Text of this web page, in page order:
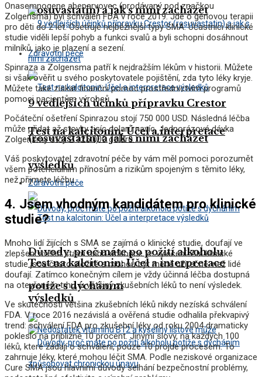
(rosuvastatin) a jak s nimi zacházet
Zdravotní péče
Test na kalcitonin: Účel a interpretace
výsledků
Důvody, proč máte po požití alkoholu
potíže s dýcháním
9 vedlejších účinků přípravku Crestor
(rosuvastatin) a jak s nimi zacházet
Zdravotní péče
Test na kalcitonin: Účel a interpretace
výsledků
Onasemnogene abeparvovec (prodávaný pod značkou
Zolgensma) byl schválen FDA v roce 2019. Jde o genovou terapii
pro děti do 2 let. Ošetřuje nejběžnější typy SMA. Účastníci klinické
studie viděli lepší pohyb a funkci svalů a byli schopni dosáhnout
milníků, jako je plazení a sezení.
Spinraza a Zolgensma patří k nejdražším lékům v historii. Můžete
si však ověřit u svého poskytovatele pojištění, zda tyto léky kryje.
Můžete také získat finanční pomoc prostřednictvím programů
pomoci pacientům výrobců.
Počáteční ošetření Spinrazou stojí 750 000 USD. Následná léčba
může přidat až stovky tisíc dolarů navíc. Jednorázová dávka
Zolgensmy stojí 2 125 000 dolarů.
Váš poskytovatel zdravotní péče by vám měl pomoci porozumět
všem potenciálním přínosům a rizikům spojeným s těmito léky,
než přijmete léčbu.
4. Jsem vhodným kandidátem pro klinické
studie?
Mnoho lidí žijících s SMA se zajímá o klinické studie, doufají ve
zlepšení svého stavu nebo dokonce ve vyléčení. Ale klinické
studie jsou často složité a mohou být méně užitečné, než lidé
doufají. Zatímco konečným cílem je vždy účinná léčba dostupná
na otevřeném trhu, u většiny zkušebních léků to není výsledek.
Ve skutečnosti většina zkušebních léků nikdy nezíská schválení
FDA. V roce 2016 nezávislá a ověřená studie odhalila překvapivý
trend: schválení FDA pro zkušební léky od roku 2004 dramaticky
pokleslo na přibližně 10 procent. Jinými slovy, na každých 100
léků, které žádají o schválení, pouze 10 projde procesem. To
zahrnuje léky, které mohou léčit SMA. Podle neziskové organizace
Cure SMA jsou hlavními důvody selhání bezpečnostní problémy,